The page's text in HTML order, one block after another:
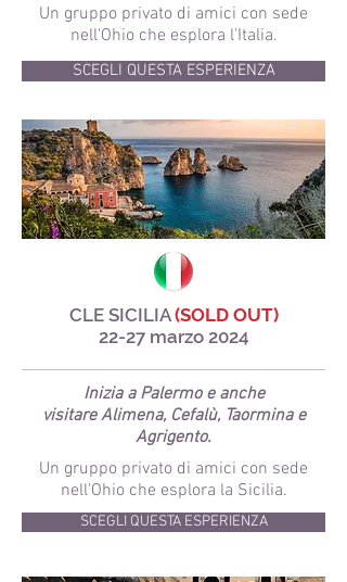
Un gruppo privato di amici con sede
nell'Ohio che esplora l'Italia.
SCEGLI QUESTA ESPERIENZA
CLE SICILIA(SOLD OUT)
22-27 marzo 2024
Inizia a Palermo e anche
visitare Alimena, Cefalù, Taormina e
Agrigento.
Un gruppo privato di amici con sede
nell'Ohio che esplora la Sicilia.
SCEGLI QUESTA ESPERIENZA